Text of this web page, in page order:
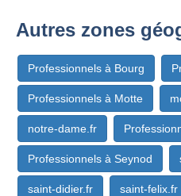
Autres zones
Professionnels à Bourg
Professionnels à Motte
notre-dame.fr
Professionnels à Seynod
saint-didier.fr saint-felix.fr